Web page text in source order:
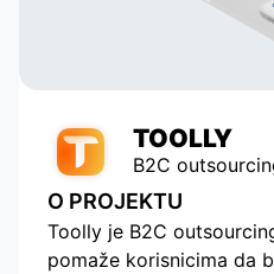
to be an
partner,
TOOLLY
B2C
O PROJEKTU
Toolly je B2C
pomaže korisnicima da